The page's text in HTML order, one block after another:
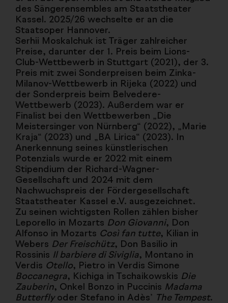
des Sängerensembles am Staatstheater
Kassel. 2025/26 wechselte er an die
Staatsoper Hannover.
Serhii Moskalchuk ist Träger zahlreicher
Preise, darunter der 1. Preis beim Lions-
Club-Wettbewerb in Stuttgart (2021), der 3.
Preis mit zwei Sonderpreisen beim Zinka-
Milanov-Wettbewerb in Rijeka (2022) und
der Sonderpreis beim Belvedere-
Wettbewerb (2023). Außerdem war er
Finalist bei den Wettbewerben „Die
Meistersinger von Nürnberg“ (2022), „Marie
Kraja“ (2023) und „BA Lirica“ (2023). In
Anerkennung seines künstlerischen
Potenzials wurde er 2022 mit einem
Stipendium der Richard-Wagner-
Gesellschaft und 2024 mit dem
Nachwuchspreis der Fördergesellschaft
Staatstheater Kassel e.V. ausgezeichnet.
Zu seinen wichtigsten Rollen zählen bisher
Leporello in Mozarts Don Giovanni, Don
Alfonso in Mozarts Così fan tutte, Kilian in
Webers Der Freischütz, Don Basilio in
Rossinis Il barbiere di Siviglia, Montano in
Verdis Otello, Pietro in Verdis Simone
Boccanegra, Kichiga in Tschaikowskis Die
Zauberin, Onkel Bonzo in Puccinis Madama
Butterflyoder Stefano in Adès’ The Tempest.